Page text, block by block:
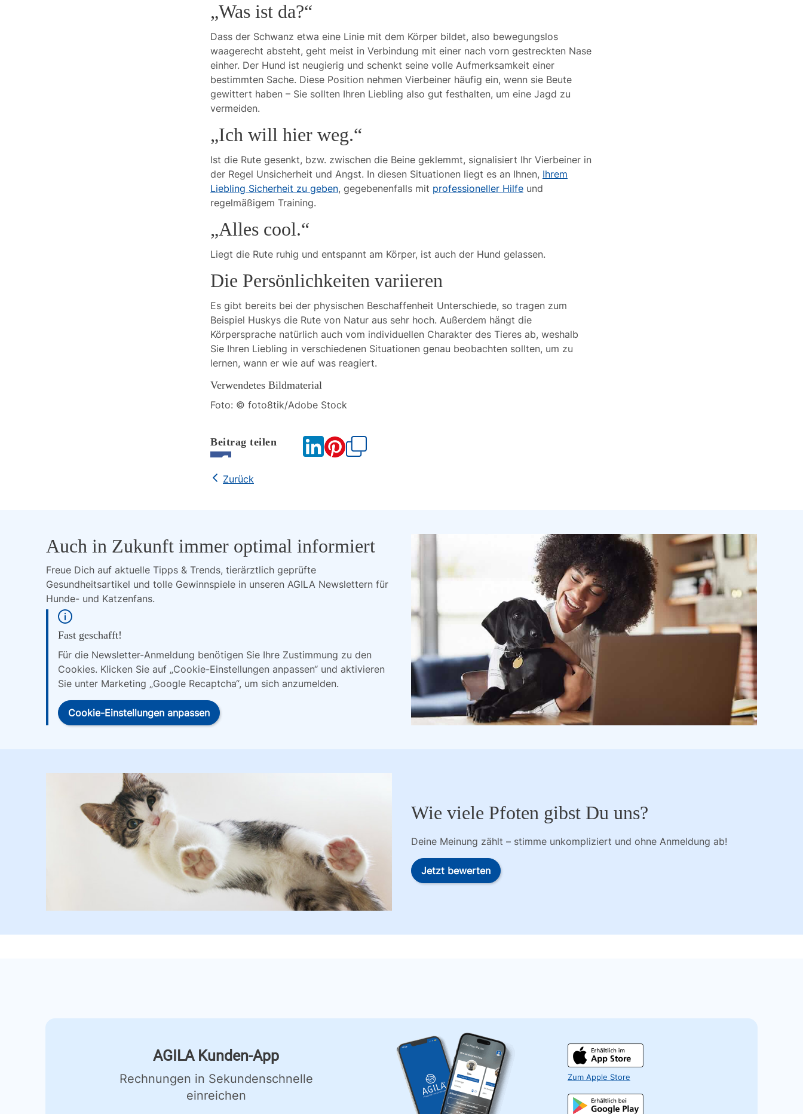
„Was ist da?“
Dass der Schwanz etwa eine Linie mit dem Körper bildet, also bewegungslos
waagerecht absteht, geht meist in Verbindung mit einer nach vorn gestreckten Nase
einher. Der Hund ist neugierig und schenkt seine volle Aufmerksamkeit einer
bestimmten Sache. Diese Position nehmen Vierbeiner häufig ein, wenn sie Beute
gewittert haben – Sie sollten Ihren Liebling also gut festhalten, um eine Jagd zu
vermeiden.
„Ich will hier weg.“
Ist die Rute gesenkt, bzw. zwischen die Beine geklemmt, signalisiert Ihr Vierbeiner in
der Regel Unsicherheit und Angst. In diesen Situationen liegt es an Ihnen, Ihrem
Liebling Sicherheit zu geben, gegebenenfalls mit professioneller Hilfe und
regelmäßigem Training.
„Alles cool.“
Liegt die Rute ruhig und entspannt am Körper, ist auch der Hund gelassen.
Die Persönlichkeiten variieren
Es gibt bereits bei der physischen Beschaffenheit Unterschiede, so tragen zum
Beispiel Huskys die Rute von Natur aus sehr hoch. Außerdem hängt die
Körpersprache natürlich auch vom individuellen Charakter des Tieres ab, weshalb
Sie Ihren Liebling in verschiedenen Situationen genau beobachten sollten, um zu
lernen, wann er wie auf was reagiert.
Verwendetes Bildmaterial
Foto: © foto8tik/Adobe Stock
Zurück
Auch in Zukunft immer optimal informiert
Freue Dich auf aktuelle Tipps & Trends, tierärztlich geprüfte
Gesundheitsartikel und tolle Gewinnspiele in unseren AGILA Newslettern für
Hunde- und Katzenfans.
Fast geschafft!
Für die Newsletter-Anmeldung benötigen Sie Ihre Zustimmung zu den
Cookies. Klicken Sie auf „Cookie-Einstellungen anpassen“ und aktivieren
Sie unter Marketing „Google Recaptcha“, um sich anzumelden.
Cookie-Einstellungen anpassen
Wie viele Pfoten gibst Du uns?
Deine Meinung zählt – stimme unkompliziert und ohne Anmeldung ab!
Jetzt bewerten
AGILA Kunden-App
Rechnungen in Sekundenschnelle
einreichen
Zum Apple Store